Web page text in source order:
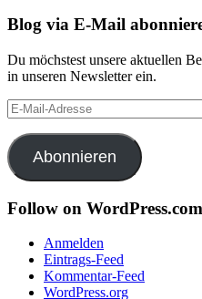
Blog via E-Mail
Du möchstest unsere aktuellen
in unseren Newsletter ein.
E-
Mail-
Adresse
Abonnieren
Follow on WordPress.com
Anmelden
Eintrags-Feed
Kommentar-Feed
WordPress.org